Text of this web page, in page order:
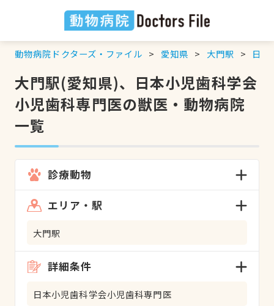
動物病院ドクターズ・ファイル 愛知県 大門駅 日本
大門駅(愛知県)、日本小児歯科学会
小児歯科専門医の獣医・動物病院
一覧
診療動物
エリア・駅
大門駅
詳細条件
日本小児歯科学会小児歯科専門医